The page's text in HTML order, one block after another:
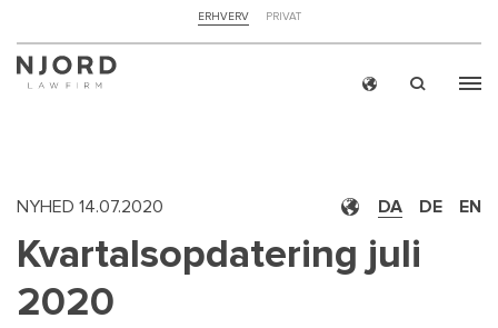
TOP
MENU
ERHVERV PRIVAT
DA DE EN
NYHED 14.07.2020
Kvartalsopdatering juli
2020